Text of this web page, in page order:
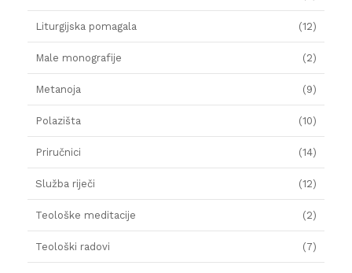
Liturgijska pomagala (12)
Male monografije (2)
Metanoja (9)
Polazišta (10)
Priručnici (14)
Služba riječi (12)
Teološke meditacije (2)
Teološki radovi (7)